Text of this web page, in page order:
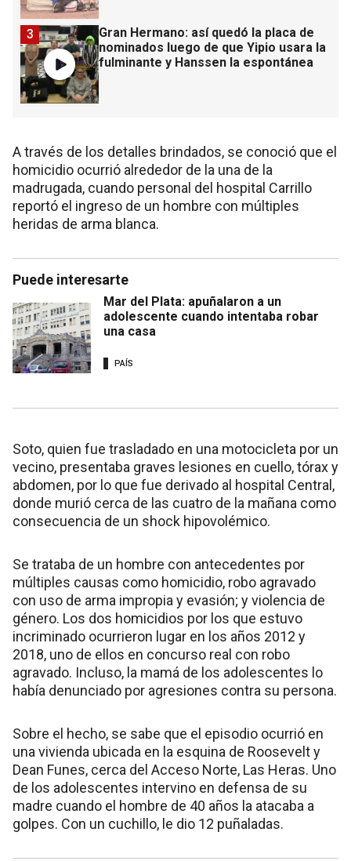
Gran Hermano: así quedó la placa de
nominados luego de que Yipio usara la
fulminante y Hanssen la espontánea
3
A través de los detalles brindados, se conoció que el
homicidio ocurrió alrededor de la una de la
madrugada, cuando personal del hospital Carrillo
reportó el ingreso de un hombre con múltiples
heridas de arma blanca.
Puede interesarte
Mar del Plata: apuñalaron a un
adolescente cuando intentaba robar
una casa
PAÍS
Soto, quien fue trasladado en una motocicleta por un
vecino, presentaba graves lesiones en cuello, tórax y
abdomen, por lo que fue derivado al hospital Central,
donde murió cerca de las cuatro de la mañana como
consecuencia de un shock hipovolémico.
Se trataba de un hombre con antecedentes por
múltiples causas como homicidio, robo agravado
con uso de arma impropia y evasión; y violencia de
género. Los dos homicidios por los que estuvo
incriminado ocurrieron lugar en los años 2012 y
2018, uno de ellos en concurso real con robo
agravado. Incluso, la mamá de los adolescentes lo
había denunciado por agresiones contra su persona.
Sobre el hecho, se sabe que el episodio ocurrió en
una vivienda ubicada en la esquina de Roosevelt y
Dean Funes, cerca del Acceso Norte, Las Heras. Uno
de los adolescentes intervino en defensa de su
madre cuando el hombre de 40 años la atacaba a
golpes. Con un cuchillo, le dio 12 puñaladas.